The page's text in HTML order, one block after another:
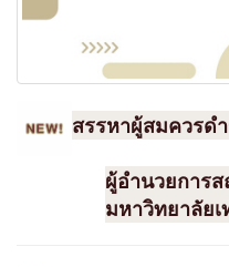
สรรหาผู้สมควรด
ผู้อำนวยการ
มหาวิทยาลัย